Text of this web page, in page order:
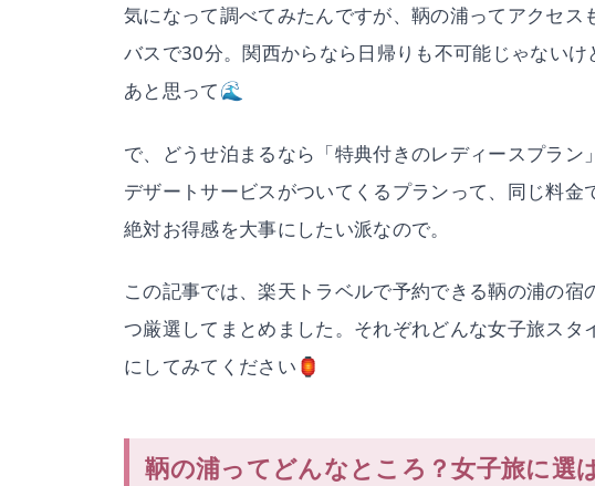
気になって調べてみたんですが、鞆の浦ってアクセ
バスで30分。関西からなら日帰りも不可能じゃない
あと思って🌊
で、どうせ泊まるなら「特典付きのレディースプラ
デザートサービスがついてくるプランって、同じ料
絶対お得感を大事にしたい派なので。
この記事では、楽天トラベルで予約できる鞆の浦の
つ厳選してまとめました。それぞれどんな女子旅ス
にしてみてください🏮
鞆の浦ってどんなところ？女子旅に選